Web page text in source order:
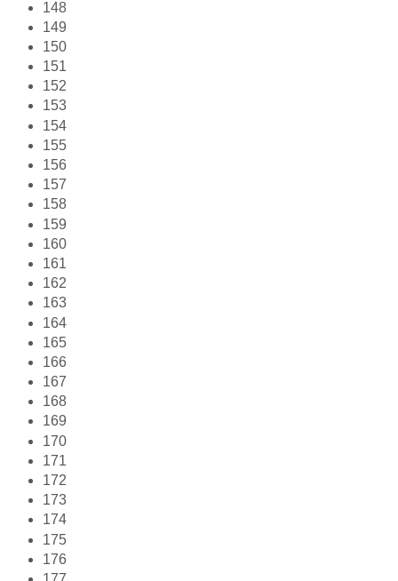
148
149
150
151
152
153
154
155
156
157
158
159
160
161
162
163
164
165
166
167
168
169
170
171
172
173
174
175
176